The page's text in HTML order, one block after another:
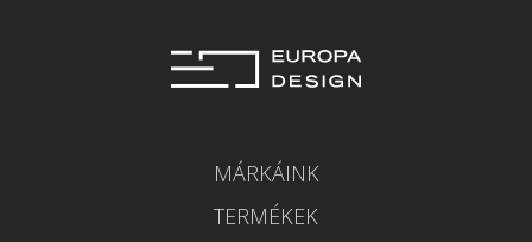
MÁRKÁINK
TERMÉKEK